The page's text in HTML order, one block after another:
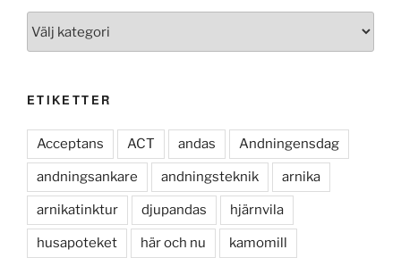
ETIKETTER
Acceptans ACT andas Andningensdag
andningsankare andningsteknik arnika
arnikatinktur djupandas hjärnvila
husapoteket här och nu kamomill